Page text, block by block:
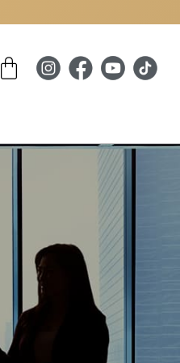
Carrito